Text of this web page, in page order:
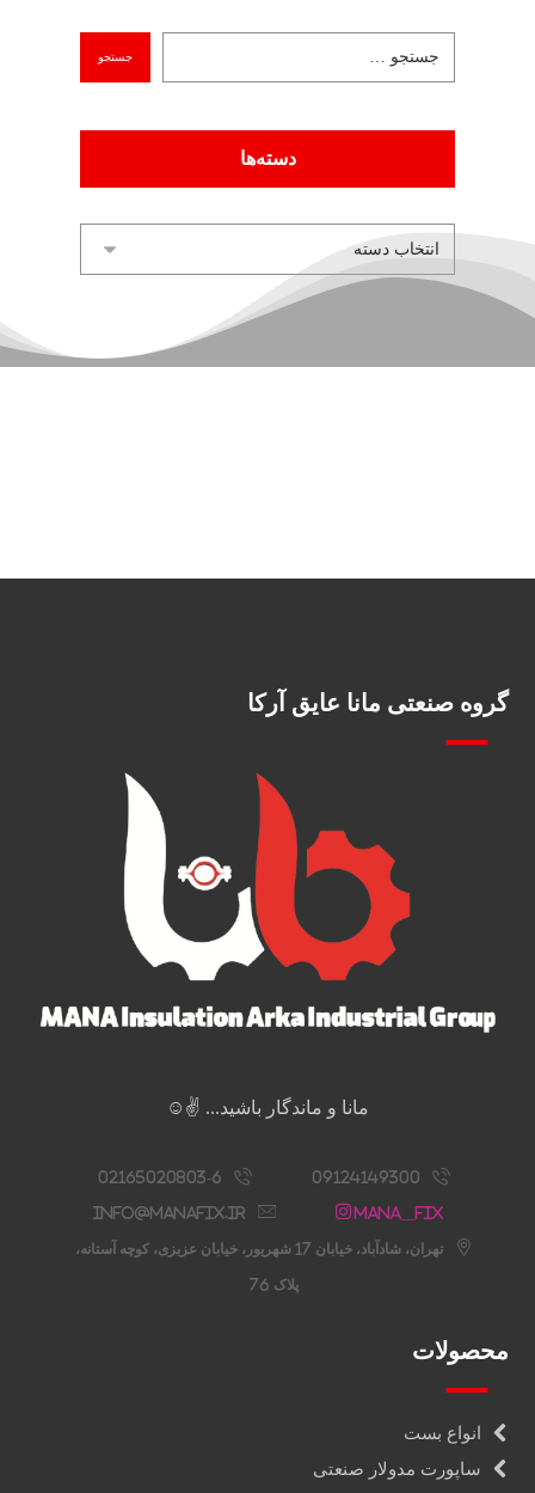
دسته‌ها
گروه صنعتی مانا عایق آرکا
مانا و ماندگار باشید... ✌️☺️
09124149300
02165020803-6
Mana__fix
info@manafix.ir
تهران، شادآباد، خیابان 17 شهریور، خیابان عزیزی، کوچه آستانه،
پلاک 76
محصولات
انواع بست
ساپورت مدولار صنعتی